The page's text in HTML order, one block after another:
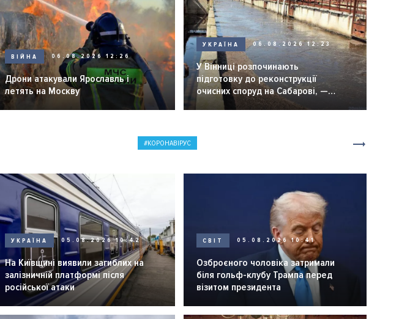
ВІЙНА 06.08.2026 12:26
Дрони атакували Ярославль і
летять на Москву
УКРАЇНА 06.08.2026 12:23
У Вінниці розпочинають
підготовку до реконструкції
очисних споруд на Сабарові, —
мер Вінниці.
КОРОНАВІРУС
УКРАЇНА 05.08.2026 10:42
На Київщині виявили загиблих на
залізничній платформі після
російської атаки
СВІТ 05.08.2026 10:41
Озброєного чоловіка затримали
біля гольф-клубу Трампа перед
візитом президента